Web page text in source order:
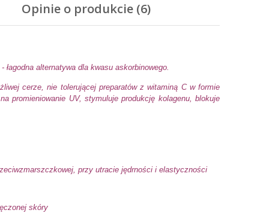
Opinie o produkcie (6)
alternatywa dla kwasu askorbinowego.
cerze, nie tolerującej preparatów z witaminą C w formie
promieniowanie UV, stymuluje produkcję kolagenu, blokuje
przy utracie jędrności i elastyczności
skóry